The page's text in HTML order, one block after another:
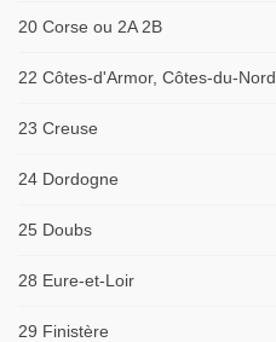
20 Corse ou 2A 2B
22 Côtes-d'Armor, Côtes-du-Nord
23 Creuse
24 Dordogne
25 Doubs
28 Eure-et-Loir
29 Finistère